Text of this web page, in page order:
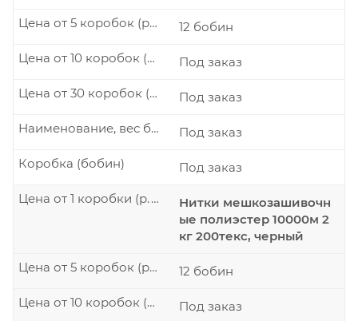
12 бобин
Цена от 5 коробок (р./шт.)
Под заказ
Цена от 10 коробок (р./шт.)
Под заказ
Цена от 30 коробок (р./шт.)
Под заказ
Наименование, вес бобины
Под заказ
Коробка (бобин)
Нитки мешкозашивочн
ые полиэстер 10000м 2
кг 200текс, черный
Цена от 1 коробки (р./шт.)
12 бобин
Цена от 5 коробок (р./шт.)
Под заказ
Цена от 10 коробок (р./шт.)